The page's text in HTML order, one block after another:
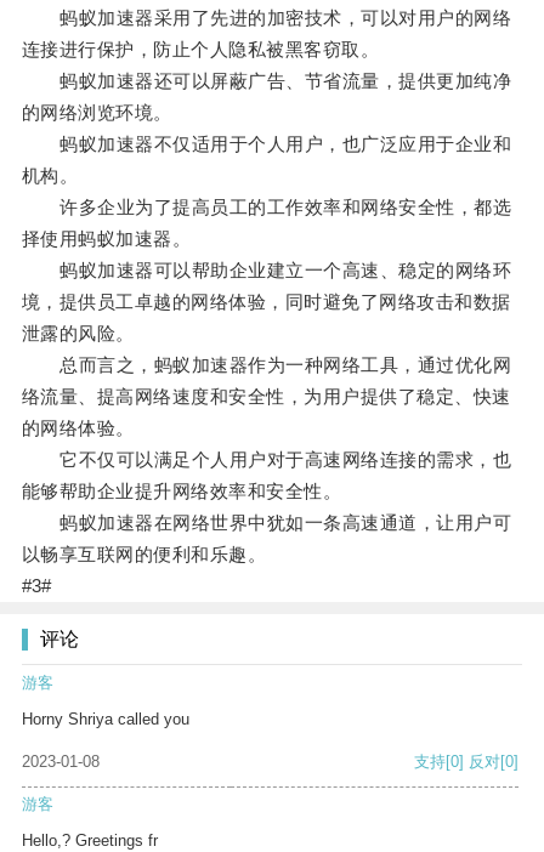
蚂蚁加速器采用了先进的加密技术，可以对用户的网络
连接进行保护，防止个人隐私被黑客窃取。
蚂蚁加速器还可以屏蔽广告、节省流量，提供更加纯净
的网络浏览环境。
蚂蚁加速器不仅适用于个人用户，也广泛应用于企业和
机构。
许多企业为了提高员工的工作效率和网络安全性，都选
择使用蚂蚁加速器。
蚂蚁加速器可以帮助企业建立一个高速、稳定的网络环
境，提供员工卓越的网络体验，同时避免了网络攻击和数据
泄露的风险。
总而言之，蚂蚁加速器作为一种网络工具，通过优化网
络流量、提高网络速度和安全性，为用户提供了稳定、快速
的网络体验。
它不仅可以满足个人用户对于高速网络连接的需求，也
能够帮助企业提升网络效率和安全性。
蚂蚁加速器在网络世界中犹如一条高速通道，让用户可
以畅享互联网的便利和乐趣。
#3#
评论
游客
Horny Shriya called you
2023-01-08 支持[0] 反对[0]
游客
Hello,? Greetings fr